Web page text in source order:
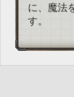
に、魔法
す。